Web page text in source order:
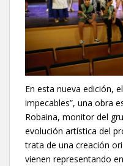
En esta nueva edición,
impecables”, una obra
Robaina, monitor del
evolución artística del
trata de una creación
vienen representando